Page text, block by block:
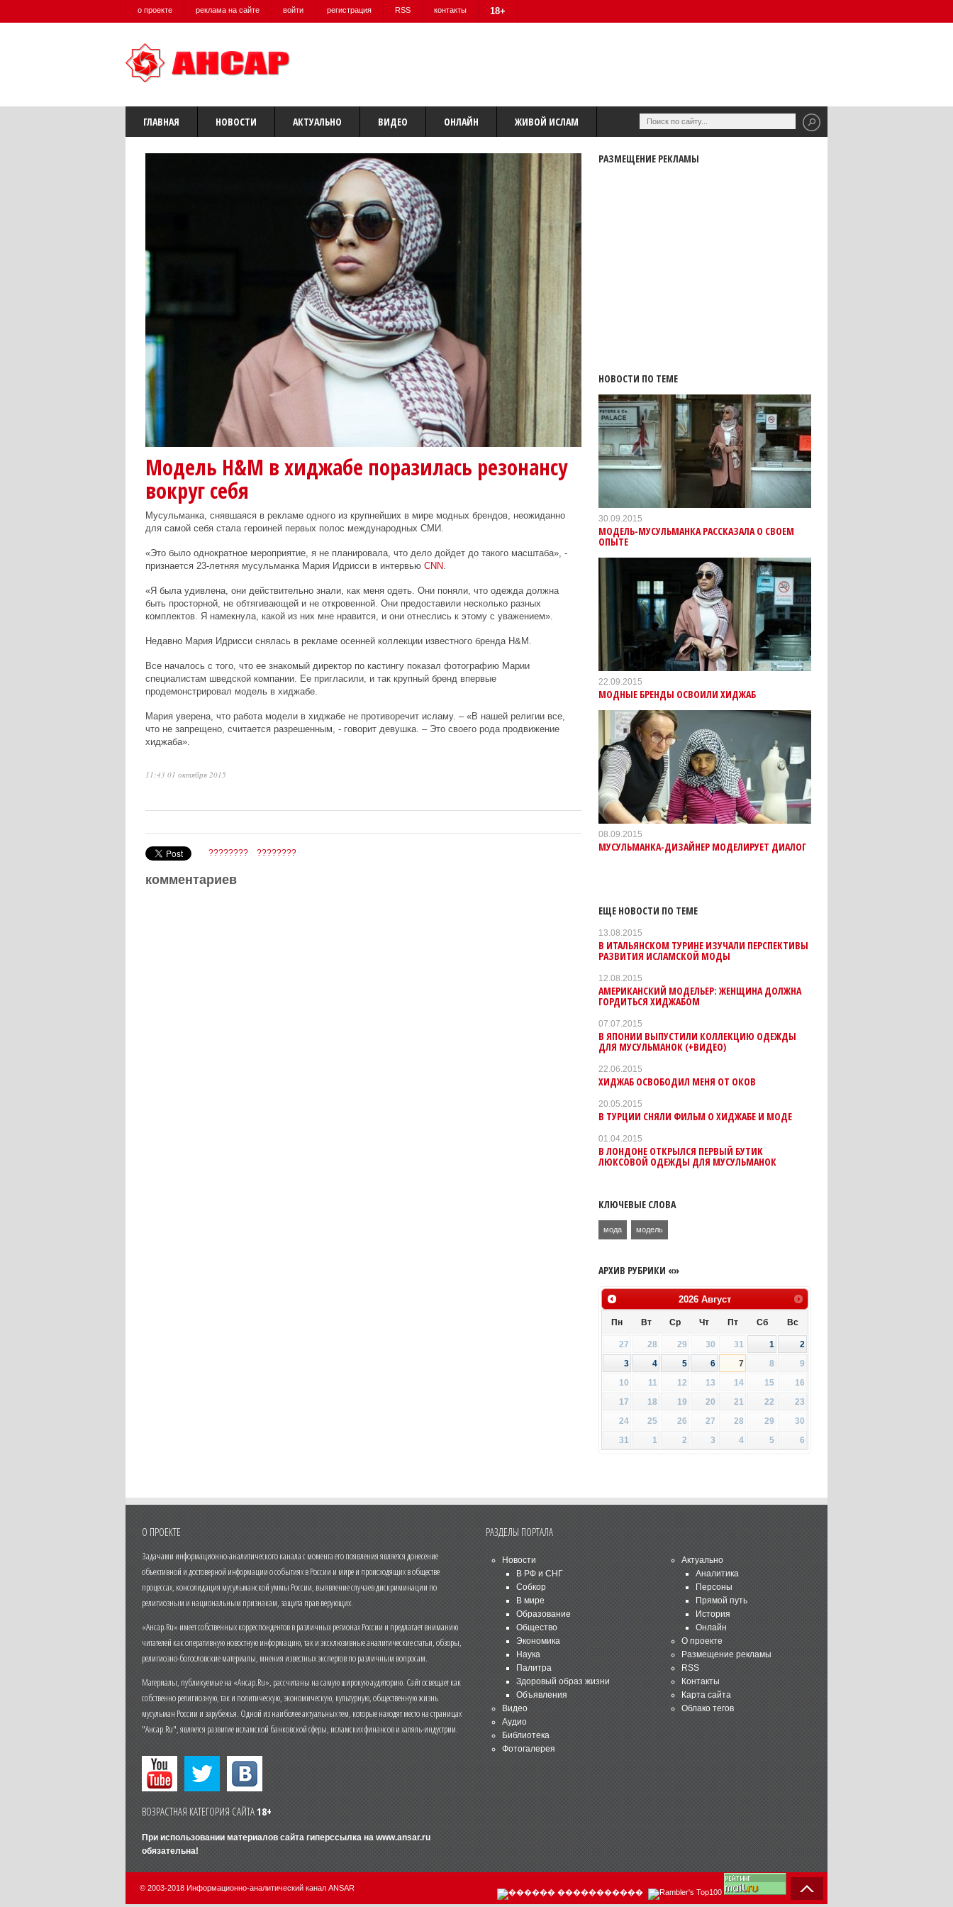
о проекте реклама на сайте войти регистрация RSS контакты 18+
ГЛАВНАЯ НОВОСТИ АКТУАЛЬНО ВИДЕО ОНЛАЙН ЖИВОЙ ИСЛАМ
Модель H&M в хиджабе поразилась резонансу
вокруг себя
Мусульманка, снявшаяся в рекламе одного из крупнейших в мире модных брендов, неожиданно
для самой себя стала героиней первых полос международных СМИ.
«Это было однократное мероприятие, я не планировала, что дело дойдет до такого масштаба», -
признается 23-летняя мусульманка Мария Идрисси в интервью CNN.
«Я была удивлена, они действительно знали, как меня одеть. Они поняли, что одежда должна
быть просторной, не обтягивающей и не откровенной. Они предоставили несколько разных
комплектов. Я намекнула, какой из них мне нравится, и они отнеслись к этому с уважением».
Недавно Мария Идрисси снялась в рекламе осенней коллекции известного бренда H&M
Все началось с того, что ее знакомый директор по кастингу показал фотографию Марии
специалистам шведской компании. Ее пригласили, и так крупный бренд впервые
продемонстрировал модель в хиджабе.
Мария уверена, что работа модели в хиджабе не противоречит исламу. – «В нашей религии все,
что не запрещено, считается разрешенным, - говорит девушка. – Это своего рода продвижение
хиджаба».
11:43 01 октября 2015
???????? ????????
комментариев
РАЗМЕЩЕНИЕ РЕКЛАМЫ
НОВОСТИ ПО ТЕМЕ
30.09.2015
МОДЕЛЬ-МУСУЛЬМАНКА РАССКАЗАЛА О СВОЕМ
ОПЫТЕ
22.09.2015
МОДНЫЕ БРЕНДЫ ОСВОИЛИ ХИДЖАБ
08.09.2015
МУСУЛЬМАНКА-ДИЗАЙНЕР МОДЕЛИРУЕТ ДИАЛОГ
ЕЩЕ НОВОСТИ ПО ТЕМЕ
13.08.2015
В ИТАЛЬЯНСКОМ ТУРИНЕ ИЗУЧАЛИ ПЕРСПЕКТИВЫ
РАЗВИТИЯ ИСЛАМСКОЙ МОДЫ
12.08.2015
АМЕРИКАНСКИЙ МОДЕЛЬЕР: ЖЕНЩИНА ДОЛЖНА
ГОРДИТЬСЯ ХИДЖАБОМ
07.07.2015
В ЯПОНИИ ВЫПУСТИЛИ КОЛЛЕКЦИЮ ОДЕЖДЫ
ДЛЯ МУСУЛЬМАНОК (+ВИДЕО)
22.06.2015
ХИДЖАБ ОСВОБОДИЛ МЕНЯ ОТ ОКОВ
20.05.2015
В ТУРЦИИ СНЯЛИ ФИЛЬМ О ХИДЖАБЕ И МОДЕ
01.04.2015
В ЛОНДОНЕ ОТКРЫЛСЯ ПЕРВЫЙ БУТИК
ЛЮКСОВОЙ ОДЕЖДЫ ДЛЯ МУСУЛЬМАНОК
КЛЮЧЕВЫЕ СЛОВА
мода модель
АРХИВ РУБРИКИ «»
2026 Август
Пн Вт Ср Чт Пт Сб Вс
27 28 29 30 31 1
2
3
4 5 6 7 8
9
10
11 12 13 14 15
16
17
18 19 20 21 22
23
24
25 26 27 28 29
30
31
1 2 3 4 5 6
О ПРОЕКТЕ
Задачами информационно-аналитического канала с момента его появления является донесение
объективной и достоверной информации о событиях в России и мире и происходящих в обществе
процессах, консолидация мусульманской уммы России, выявление случаев дискриминации по
религиозным и национальным признакам, защита прав верующих.
«Ансар.Ru» имеет собственных корреспондентов в различных регионах России и предлагает вниманию
читателей как оперативную новостную информацию, так и эксклюзивные аналитические статьи, обзоры,
религиозно-богословские материалы, мнения известных экспертов по различным вопросам.
Материалы, публикуемые на «Ансар.Ru», рассчитаны на самую широкую аудиторию. Сайт освещает как
собственно религиозную, так и политическую, экономическую, культурную, общественную жизнь
мусульман России и зарубежья. Одной из наиболее актуальных тем, которые находят место на страницах
"Ансар.Ru", является развитие исламской банковской сферы, исламских финансов и халяль-индустрии.
ВОЗРАСТНАЯ КАТЕГОРИЯ САЙТА18+
При использовании материалов сайта гиперссылка на www.ansar.ru
обязательна!
РАЗДЕЛЫ ПОРТАЛА
Новости
В РФ и СНГ
Собкор
В мире
Образование
Общество
Экономика
Наука
Палитра
Здоровый образ жизни
Объявления
Видео
Аудио
Библиотека
Фотогалерея
Актуально
Аналитика
Персоны
Прямой путь
История
Онлайн
О проекте
Размещение рекламы
RSS
Контакты
Карта сайта
Облако тегов
© 2003-2018 Информационно-аналитический канал ANSAR